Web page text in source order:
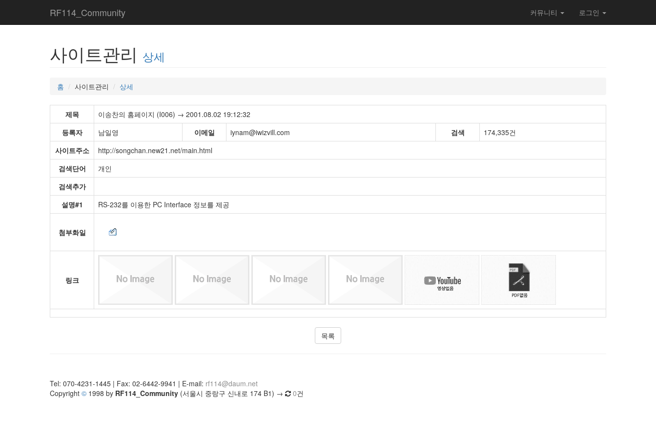
RF114_Community 커뮤니티 로그인
사이트관리 상세
홈 사이트관리 상세
제목
이송찬의 홈페이지 (I006) → 2001.08.02 19:12:32
등록자
남일영 이메일 iynam@iwizvill.com 검색
174,335건
사이트주소
http://songchan.new21.net/main.html
검색단어
개인
검색추가
설명#1
RS-232를 이용한 PC Interface 정보를 제공
첨부화일
링크
목록
Tel: 070-4231-1445 | Fax: 02-6442-9941 | E-mail: rf114@daum.net
Copyright © 1998 by RF114_Community (서울시 중랑구 신내로 174 B1) → 0건